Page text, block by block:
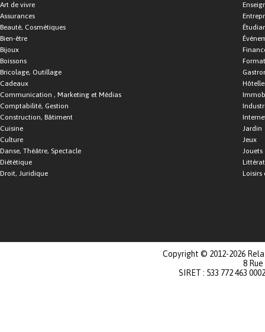
Art de vivre
Assurances
Beauté, Cosmétiques
Bien-être
Bijoux
Boissons
Bricolage, Outillage
Cadeaux
Communication , Marketing et Médias
Comptabilité, Gestion
Construction, Bâtiment
Cuisine
Culture
Danse, Théâtre, Spectacle
Diététique
Droit, Juridique
Jardin
Jeux
Jouets
Loisirs
Copyright © 2012-2026
8
SIRET : 533 772 463